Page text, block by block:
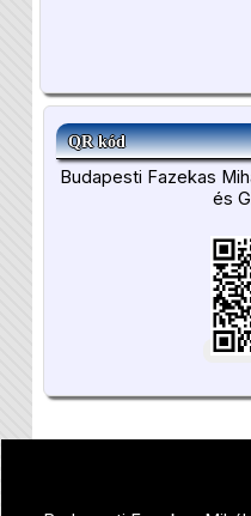
QR kód
Budapesti Fazekas
és